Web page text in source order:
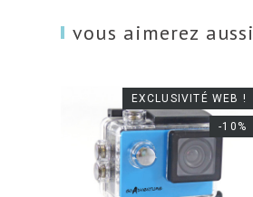
vous aimerez aussi
EXCLUSIVITÉ WEB !
-10%